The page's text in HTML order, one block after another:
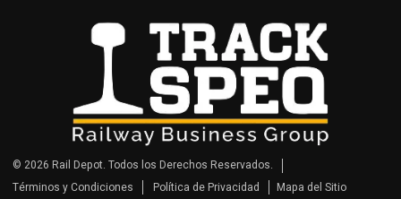
© 2026 Rail Depot. Todos los Derechos Reservados.
Términos y Condiciones
Política de Privacidad Mapa del Sitio